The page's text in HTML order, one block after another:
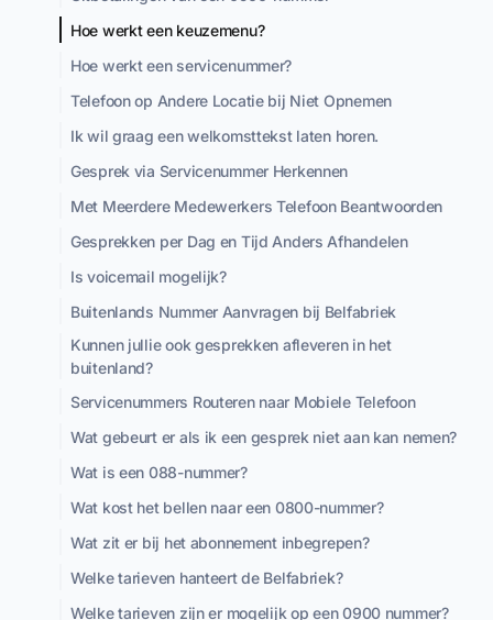
Hoe werkt een keuzemenu?
Hoe werkt een servicenummer?
Telefoon op Andere Locatie bij Niet Opnemen
Ik wil graag een welkomsttekst laten horen.
Gesprek via Servicenummer Herkennen
Met Meerdere Medewerkers Telefoon Beantwoorden
Gesprekken per Dag en Tijd Anders Afhandelen
Is voicemail mogelijk?
Buitenlands Nummer Aanvragen bij Belfabriek
Kunnen jullie ook gesprekken afleveren in het
buitenland?
Servicenummers Routeren naar Mobiele Telefoon
Wat gebeurt er als ik een gesprek niet aan kan nemen?
Wat is een 088-nummer?
Wat kost het bellen naar een 0800-nummer?
Wat zit er bij het abonnement inbegrepen?
Welke tarieven hanteert de Belfabriek?
Welke tarieven zijn er mogelijk op een 0900 nummer?